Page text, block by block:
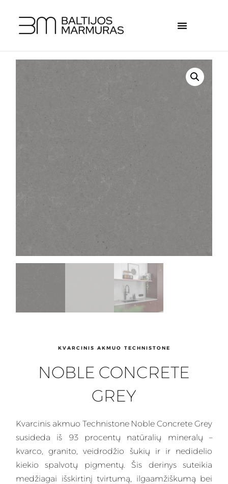
KVARCINIS AKMUO TECHNISTONE
NOBLE CONCRETE
GREY
Kvarcinis akmuo Technistone Noble Concrete Grey
susideda iš 93 procentų natūralių mineralų –
kvarco, granito, veidrodžio šukių ir ir nedidelio
kiekio spalvotų pigmentų. Šis derinyssuteikia
medžiagai išskirtinį tvirtumą, ilgaamžiškumą bei